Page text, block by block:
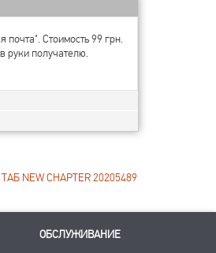
почта". Стоимость 99 грн.
руки получателю.
NEW CHAPTER 20205489
ОБСЛУЖИВАНИЕ